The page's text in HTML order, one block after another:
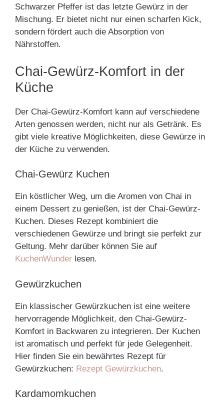
Schwarzer Pfeffer ist das letzte Gewürz in der
Mischung. Er bietet nicht nur einen scharfen Kick,
sondern fördert auch die Absorption von
Nährstoffen.
Chai-Gewürz-Komfort in der
Küche
Der Chai-Gewürz-Komfort kann auf verschiedene
Arten genossen werden, nicht nur als Getränk. Es
gibt viele kreative Möglichkeiten, diese Gewürze in
der Küche zu verwenden.
Chai-Gewürz Kuchen
Ein köstlicher Weg, um die Aromen von Chai in
einem Dessert zu genießen, ist der Chai-Gewürz-
Kuchen. Dieses Rezept kombiniert die
verschiedenen Gewürze und bringt sie perfekt zur
Geltung. Mehr darüber können Sie auf
KuchenWunder lesen.
Gewürzkuchen
Ein klassischer Gewürzkuchen ist eine weitere
hervorragende Möglichkeit, den Chai-Gewürz-
Komfort in Backwaren zu integrieren. Der Kuchen
ist aromatisch und perfekt für jede Gelegenheit.
Hier finden Sie ein bewährtes Rezept für
Gewürzkuchen: Rezept Gewürzkuchen.
Kardamomkuchen